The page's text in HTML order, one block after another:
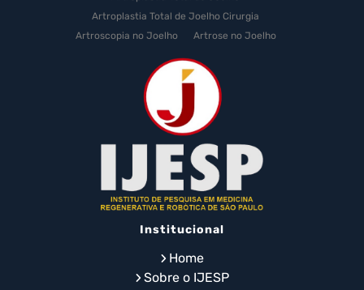
Artroplastia Total de Joelho Cirurgia
Artroscopia no Joelho
Artrose no Joelho
Artrose no Joelho Cirurgia
Artrose no Joelho Tratamento
Celulas Tronco Joelho
Celula Tronco Esporte
Cirurgia Artroplastia de Joelho
Cirurgia Artroplastia Joelho
Cirurgia Artrose Joelho Preço
Cirurgia de Artroscopia no Joelho
Cirurgia de Cartilagem do Joelho
Cirurgia de Joelho com Prótese
Institucional
Home
Sobre o IJESP